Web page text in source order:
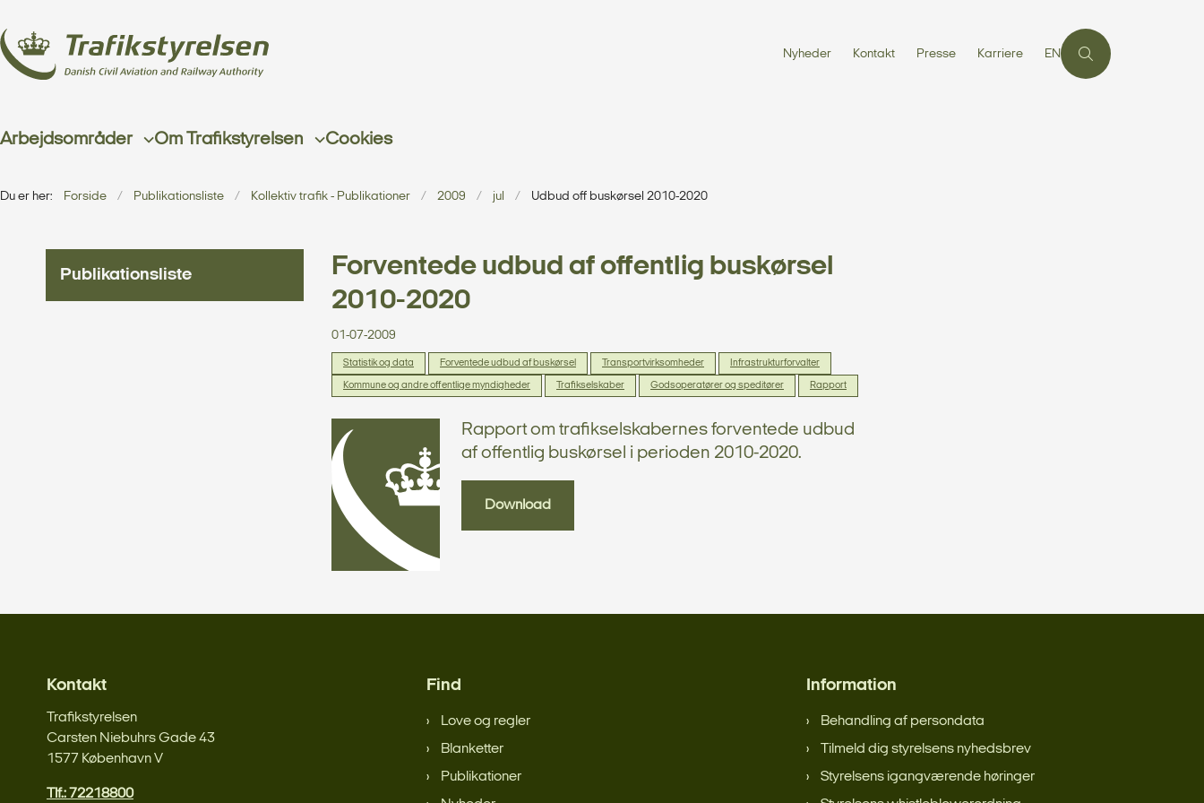
Nyheder Kontakt Presse Karriere EN
Arbejdsområder Om Trafikstyrelsen Cookies
Du er her: Forside Publikationsliste Kollektiv trafik - Publikationer 2009 jul Udbud off buskørsel 2010-2020
Publikationsliste
Forventede udbud af offentlig buskørsel
2010-2020
01-07-2009
Statistik og data Forventede udbud af buskørsel Transportvirksomheder Infrastrukturforvalter
Kommune og andre offentlige myndigheder Trafikselskaber Godsoperatører og speditører Rapport
Rapport om trafikselskabernes forventede udbud
af offentlig buskørsel i perioden 2010-2020.
Download
Kontakt
Trafikstyrelsen
Carsten Niebuhrs Gade 43
1577 København V
Tlf.: 72218800
Find
Love og regler
Blanketter
Publikationer
Information
Behandling af persondata
Tilmeld dig styrelsens nyhedsbrev
Styrelsens igangværende høringer